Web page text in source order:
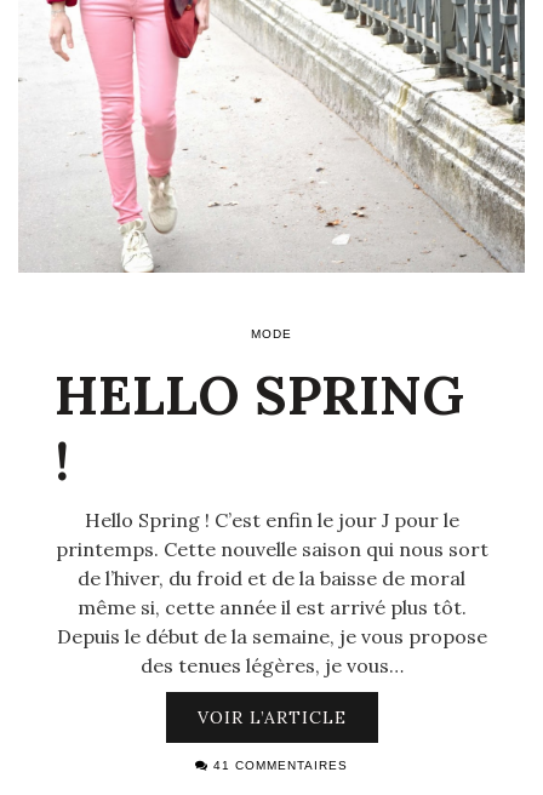
MODE
HELLO SPRING
!
Hello Spring ! C’est enfin le jour J pour le
printemps. Cette nouvelle saison qui nous sort
de l’hiver, du froid et de la baisse de moral
même si, cette année il est arrivé plus tôt.
Depuis le début de la semaine, je vous propose
des tenues légères, je vous…
VOIR L’ARTICLE
41 COMMENTAIRES